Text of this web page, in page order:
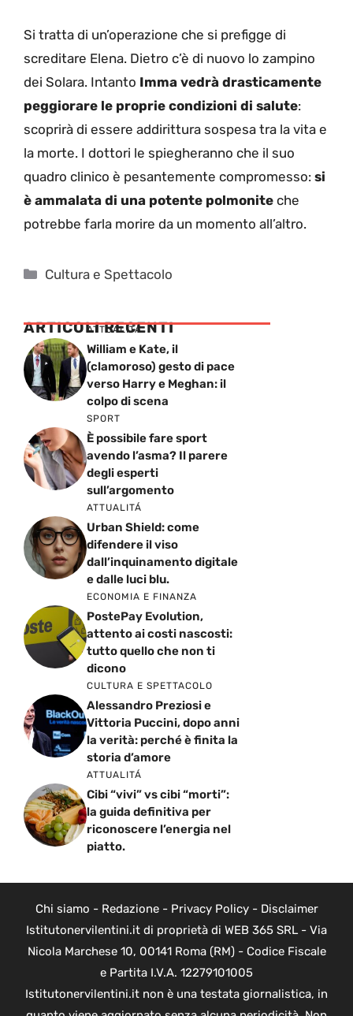
Si tratta di un’operazione che si prefigge di
screditare Elena. Dietro c’è di nuovo lo zampino
dei Solara. Intanto Imma vedrà drasticamente
peggiorare le proprie condizioni di salute:
scoprirà di essere addirittura sospesa tra la vita e
la morte. I dottori le spiegheranno che il suo
quadro clinico è pesantemente compromesso: si
è ammalata di una potente polmonite che
potrebbe farla morire da un momento all’altro.
Categorie
Cultura e Spettacolo
ARTICOLI RECENTI
ATTUALITÁ
William e Kate, il
(clamoroso) gesto di pace
verso Harry e Meghan: il
colpo di scena
SPORT
È possibile fare sport
avendo l’asma? Il parere
degli esperti
sull’argomento
ATTUALITÁ
Urban Shield: come
difendere il viso
dall’inquinamento digitale
e dalle luci blu.
ECONOMIA E FINANZA
PostePay Evolution,
attento ai costi nascosti:
tutto quello che non ti
dicono
CULTURA E SPETTACOLO
Alessandro Preziosi e
Vittoria Puccini, dopo anni
la verità: perché è finita la
storia d’amore
ATTUALITÁ
Cibi “vivi” vs cibi “morti”:
la guida definitiva per
riconoscere l’energia nel
piatto.
Chi siamo - Redazione- Privacy Policy- Disclaimer
Istitutonervilentini.it di proprietà di WEB 365 SRL - Via
Nicola Marchese 10, 00141 Roma (RM) - Codice Fiscale
e Partita I.V.A. 12279101005
Istitutonervilentini.it non è una testata giornalistica, in